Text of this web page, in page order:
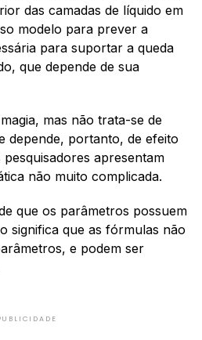
das camadas de líquido em
modelo para prever a
para suportar a queda
que depende de sua
mas não trata-se de
depende, portanto, de efeito
pesquisadores apresentam
não muito complicada.
que os parâmetros possuem
significa que as fórmulas não
e podem ser